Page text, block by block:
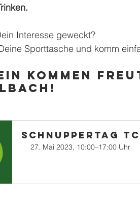
Interesse geweckt?
Sporttasche und komm
Kommen
Schnuppertag
27. Mai 2023, 10:00–17:00 Uhr